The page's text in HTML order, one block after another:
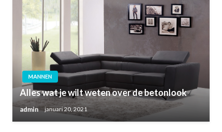
MANNEN
Alles wat je wilt weten over de betonlook
admin januari 20, 2021